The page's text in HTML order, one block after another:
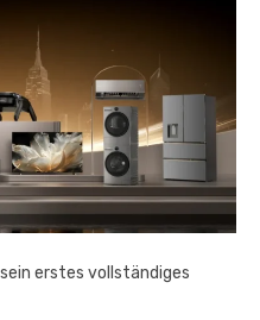
erstes vollständiges